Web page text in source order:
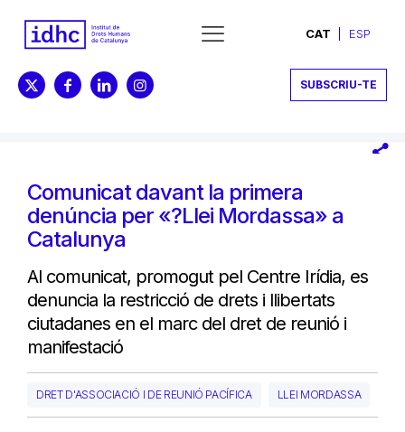
CAT ESP
SUBSCRIU-TE
Comunicat davant la primera
denúncia per «?Llei Mordassa» a
Catalunya
Al comunicat, promogut pel Centre Irídia, es
denuncia la restricció de drets i llibertats
ciutadanes en el marc del dret de reunió i
manifestació
DRET D'ASSOCIACIÓ I DE REUNIÓ PACÍFICA LLEI MORDASSA